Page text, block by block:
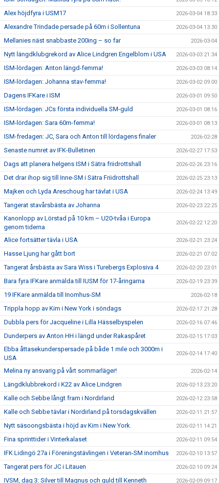
Alex höjdfyra i USM17 2026-03-04 18:33
Alexandre Trindade persade på 60m i Sollentuna 2026-03-04 13:30
Mellanies näst snabbaste 200ing – so far 2026-03-04
Nytt längdklubgrekord av Alice Lindgren Engelblom i USA 2026-03-03 21:34
ISM-lördagen: Anton längd-femma! 2026-03-03 08:14
ISM-lördagen: Johanna stav-femma! 2026-03-02 09:00
Dagens IFKare i ISM 2026-03-01 09:50
ISM-lördagen: JCs första individuella SM-guld 2026-03-01 08:16
ISM-lördagen: Sara 60m-femma! 2026-03-01 08:13
ISM-fredagen: JC, Sara och Anton till lördagens finaler 2026-02-28
Senaste numret av IFK-Bulletinen 2026-02-27 17:53
Dags att planera helgens ISM i Sätra friidrottshall 2026-02-26 23:16
Det drar ihop sig till Inne-SM i Sätra Friidrottshall 2026-02-25 23:13
Majken och Lyda Areschoug har tävlat i USA 2026-02-24 13:49
Tangerat stavårsbästa av Johanna 2026-02-23 22:25
Kanonlopp av Lörstad på 10 km – U20-tvåa i Europa
genom tiderna
2026-02-22 12:20
Alice fortsätter tävla i USA 2026-02-21 23:24
Hasse Ljung har gått bort 2026-02-21 07:02
Tangerat årsbästa av Sara Wiss i Turebergs Explosiva 4 2026-02-20 23:01
Bara fyra IFKare anmälda till IUSM för 17-åringarna 2026-02-19 23:39
19 IFKare anmälda till Inomhus-SM 2026-02-18
Trippla hopp av Kim i New York i söndags 2026-02-17 21:28
Dubbla pers för Jacqueline i Lilla Hässelbyspelen 2026-02-16 07:46
Dunderpers av Anton HH i längd under Rakaspåret 2026-02-15 17:03
Ebba åttasekunderspersade på både 1 mile och 3000m i
USA
2026-02-14 17:40
Melina ny ansvarig på vårt sommarläger! 2026-02-14
Längdklubbrekord i K22 av Alice Lindgren 2026-02-13 23:20
Kalle och Sebbe långt fram i Nordirland 2026-02-12 23:58
Kalle och Sebbe tävlar i Nordirland på torsdagskvällen 2026-02-11 21:57
Nytt säsoongsbästa i höjd av Kim i New York. 2026-02-11 14:21
Fina sprinttider i Vinterkalaset 2026-02-11 09:54
IFK Lidingö 27a i Föreningstävlingen i Veteran-SM inomhus 2026-02-10 13:57
Tangerat pers för JC i Litauen 2026-02-10 09:24
IVSM, dag 3: Silver till Magnus och guld till Kenneth 2026-02-09 09:17